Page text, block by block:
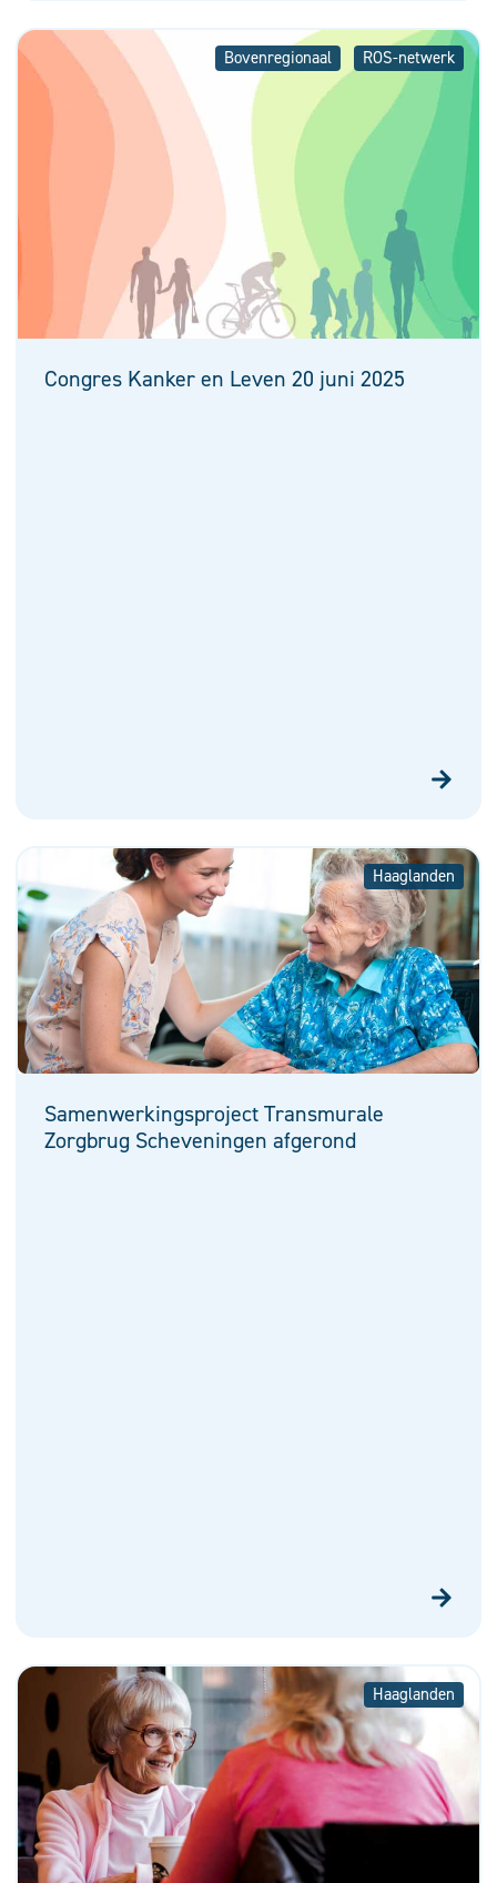
Bovenregionaal ROS-netwerk
Congres Kanker en Leven 20 juni 2025
Haaglanden
Samenwerkingsproject Transmurale
Zorgbrug Scheveningen afgerond
Haaglanden